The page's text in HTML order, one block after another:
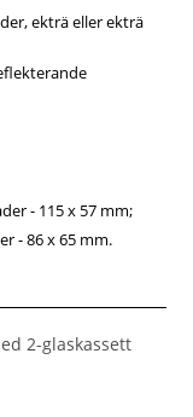
vår garanti.
ekträ eller ekträ
- 115 x 57 mm;
- 86 x 65 mm.
2-glaskassett